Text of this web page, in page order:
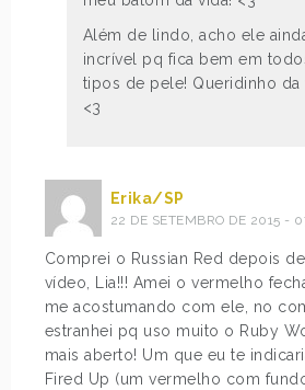
Além de lindo, acho ele
incrível pq fica bem em
tipos de pele! Queridinho da
<3
Erika/SP
22 DE SETEMBRO DE 2015 -
Comprei o Russian Red depois
vídeo, Lia!!! Amei o vermelho
me acostumando com ele, no
estranhei pq uso muito o Ruby
mais aberto! Um que eu te
Fired Up (um vermelho com